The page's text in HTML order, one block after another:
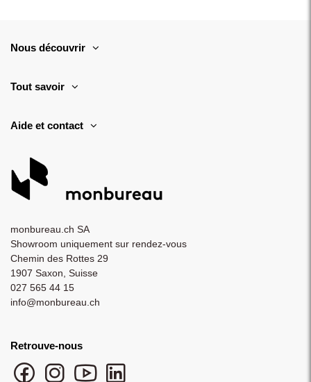
Nous découvrir
Tout savoir
Aide et contact
monbureau.ch SA
Showroom uniquement sur rendez-vous
Chemin des Rottes 29
1907 Saxon, Suisse
027 565 44 15
info@monbureau.ch
Retrouve-nous
Facebook monbureau
Instagram monbureau
YouTube monbureau